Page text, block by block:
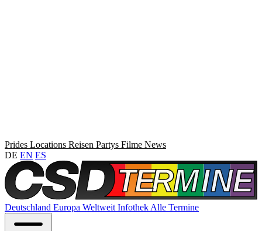
Prides Locations Reisen Partys Filme News
DE EN ES
Deutschland Europa Weltweit Infothek Alle Termine